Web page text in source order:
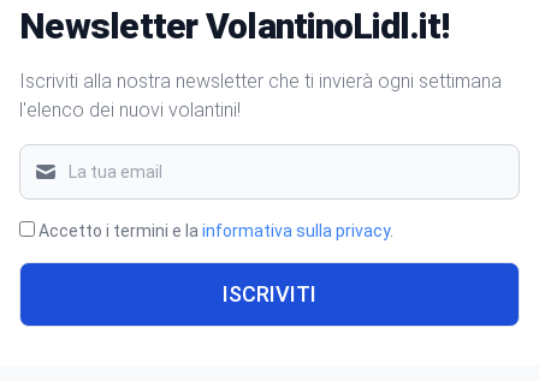
Newsletter VolantinoLidl.it!
Iscriviti alla nostra newsletter che ti invierà ogni settimana
l'elenco dei nuovi volantini!
Accetto i termini e lainformativa sulla privacy.
ISCRIVITI